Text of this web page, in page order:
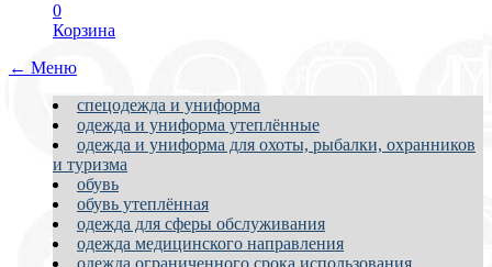
0
Корзина
← Меню
спецодежда и униформа
одежда и униформа утеплённые
одежда и униформа для охоты, рыбалки, охранников
и туризма
обувь
обувь утеплённая
одежда для сферы обслуживания
одежда медицинского направления
одежда ограниченного срока использования